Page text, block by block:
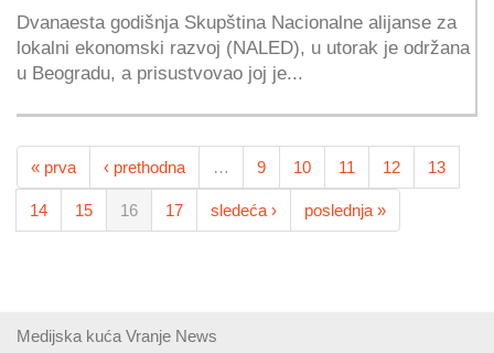
Dvanaesta godišnja Skupština Nacionalne alijanse za
lokalni ekonomski razvoj (NALED), u utorak je održana
u Beogradu, a prisustvovao joj je...
« prva ‹ prethodna … 9 10 11 12 13
14 15 16 17 sledeća › poslednja »
Medijska kuća Vranje News